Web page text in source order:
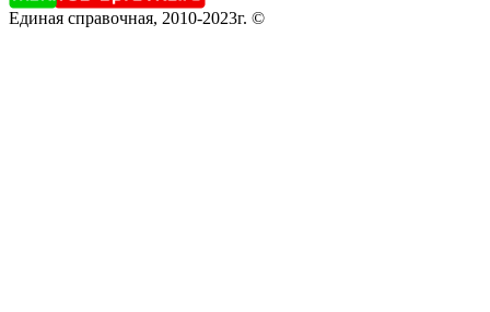
Единая справочная, 2010-2023г. ©